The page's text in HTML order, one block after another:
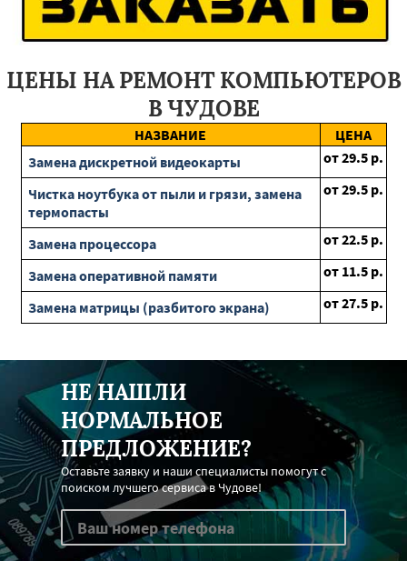
Октябрьский Фряново Дубна Хорлово
Наро-Фоминск
Лесной Городок Уваровка
Раменское
Райчихинск Экимчан Циолковский Свободный
Тында Белогорск Бурея
Строитель Октябрьск Валуйки Ракитное Ровеньки
Грайворон
Северное
Шебекино
ЦЕНЫ НА РЕМОНТ КОМПЬЮТЕРОВ
В ЧУДОВЕ
НАЗВАНИЕ
ЦЕНА
Замена дискретной видеокарты
от29.5 р.
Чистка ноутбука от пыли и грязи, замена
термопасты
от29.5 р.
Замена процессора от22.5 р.
Замена оперативной памяти
от 11.5 р.
Замена матрицы (разбитого экрана)
от27.5 р.
НЕ НАШЛИ
НОРМАЛЬНОЕ
ПРЕДЛОЖЕНИЕ?
Оставьте заявку и наши специалисты помогут с
поиском лучшего сервиса в Чудове!